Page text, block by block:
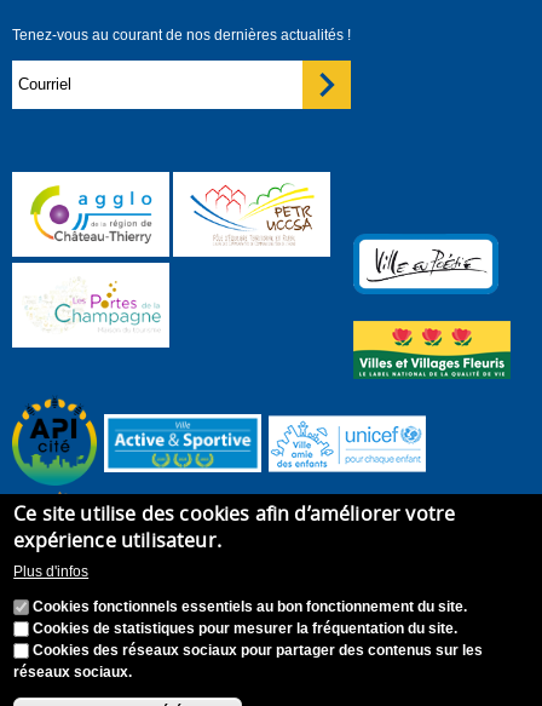
Tenez-vous au courant de nos dernières actualités !
Accueil Plan du site
Ce site utilise des cookies afin d’améliorer votre
expérience utilisateur.
Plus d'infos
Cookies fonctionnels essentiels au bon fonctionnement du site.
Cookies de statistiques pour mesurer la fréquentation du site.
Cookies des réseaux sociaux pour partager des contenus sur les
réseaux sociaux.